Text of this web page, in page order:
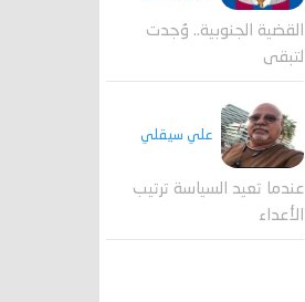
القضية الجنوبية.. وُجدت
لتبقى
علي سيقلي
عندما تعيد السياسة ترتيب
الأعداء